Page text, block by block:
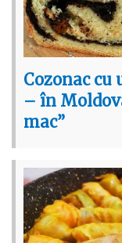
Cozonac cu
– în
mac”